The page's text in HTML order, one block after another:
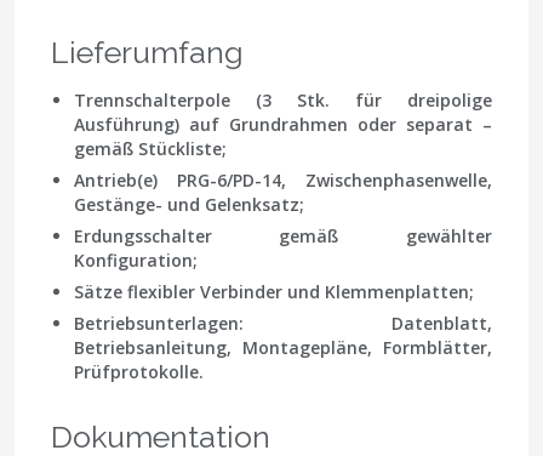
Lieferumfang
Trennschalterpole (3 Stk. für dreipolige
Ausführung) auf Grundrahmen oder separat –
gemäß Stückliste;
Antrieb(e) PRG-6/PD-14, Zwischenphasenwelle,
Gestänge- und Gelenksatz;
Erdungsschalter gemäß gewählter
Konfiguration;
Sätze flexibler Verbinder und Klemmenplatten;
Betriebsunterlagen: Datenblatt,
Betriebsanleitung, Montagepläne, Formblätter,
Prüfprotokolle.
Dokumentation